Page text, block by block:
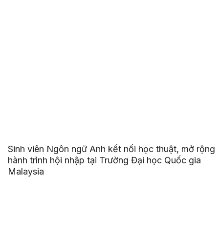
Sinh viên Ngôn ngữ Anh kết nối học thuật, mở rộng
hành trình hội nhập tại Trường Đại học Quốc gia
Malaysia